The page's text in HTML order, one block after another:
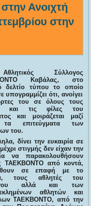
Ανοιχτή
στην
Σύλλογος
Καβάλας, στο
δελτίο τύπου το οποίο
υπογραμμίζει ότι, ανοίγει
του σε όλους τους
και τις φίλες του
και μοιράζεται μαζί
επιτεύγματα των
του.
δίνει την ευκαιρία σε
στιγμής δεν είχαν την
να παρακολουθήσουν
ΤΑΕΚΒΟΝΤΟ από κοντά,
σε επαφή με το
τους αθλητές του
αλλά και των
αθλητών και
ΤΑΕΚΒΟΝΤΟ, από την